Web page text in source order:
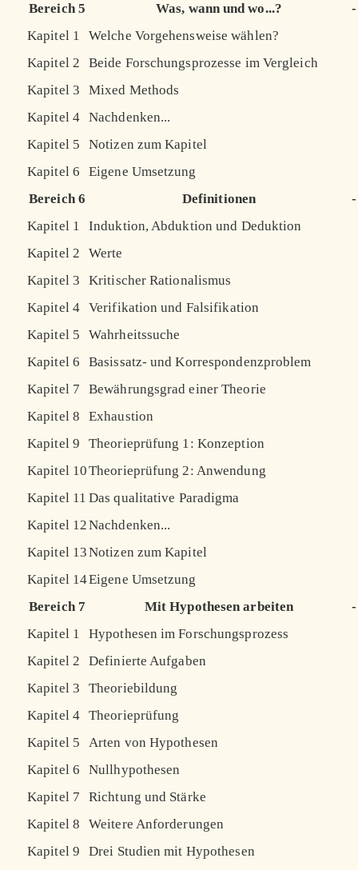
Bereich 5
Was, wann und wo...?
-
Kapitel 1
Welche Vorgehensweise wählen?
Kapitel 2
Beide Forschungsprozesse im Vergleich
Kapitel 3
Mixed Methods
Kapitel 4 Nachdenken...
Kapitel 5
Notizen zum Kapitel
Kapitel 6
Eigene Umsetzung
Bereich 6
Definitionen
-
Kapitel 1
Induktion, Abduktion und Deduktion
Kapitel 2
Werte
Kapitel 3
Kritischer Rationalismus
Kapitel 4 Verifikation und Falsifikation
Kapitel 5
Wahrheitssuche
Kapitel 6
Basissatz- und Korrespondenzproblem
Kapitel 7
Bewährungsgrad einer Theorie
Kapitel 8
Exhaustion
Kapitel 9
Theorieprüfung 1: Konzeption
Kapitel 10Theorieprüfung 2: Anwendung
Kapitel 11 Das qualitative Paradigma
Kapitel 12Nachdenken...
Kapitel 13Notizen zum Kapitel
Kapitel 14Eigene Umsetzung
Bereich 7
Mit Hypothesen arbeiten
-
Kapitel 1
Hypothesen im Forschungsprozess
Kapitel 2
Definierte Aufgaben
Kapitel 3
Theoriebildung
Kapitel 4 Theorieprüfung
Kapitel 5
Arten von Hypothesen
Kapitel 6
Nullhypothesen
Kapitel 7
Richtung und Stärke
Kapitel 8
Weitere Anforderungen
Kapitel 9
Drei Studien mit Hypothesen